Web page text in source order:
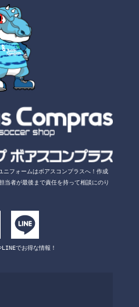
ニフォームはボアスコンプラスへ！ 作成
当者が最後まで責任を持って相談にのり
LINEでお得な情報！